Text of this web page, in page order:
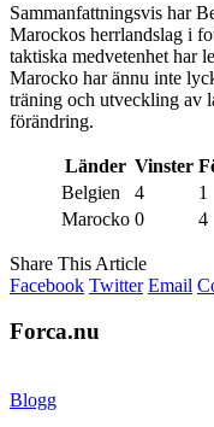
Sammanfattningsvis har
Marockos herrlandslag i
taktiska medvetenhet har
Marocko har ännu inte
träning och utveckling av
förändring.
Länder Vinster
Belgien
4
1
Marocko 0 4
Share This Article
Facebook Twitter Email
Forca.nu
Blogg